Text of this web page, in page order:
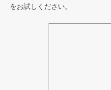
をお試しください。